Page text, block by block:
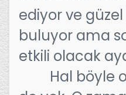
ediyor ve
buluyor ama
etkili olacak
Hal böyle